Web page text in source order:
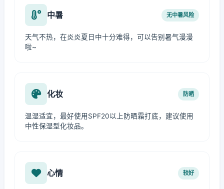
中暑 无中暑风险
天气不热，在炎炎夏日中十分难得，可以告别暑气漫漫
啦~
化妆 防晒
温湿适宜，最好使用SPF20以上防晒霜打底，建议使用
中性保湿型化妆品。
心情 较好